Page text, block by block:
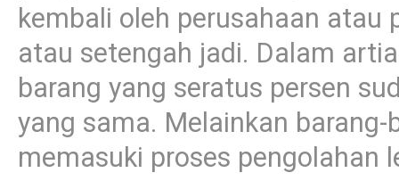
kembali oleh perusahaan
atau setengah jadi. Dalam
barang yang seratus persen
yang sama. Melainkan
memasuki proses pengolahan